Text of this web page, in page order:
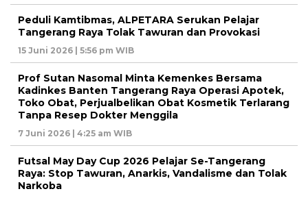
Peduli Kamtibmas, ALPETARA Serukan Pelajar
Tangerang Raya Tolak Tawuran dan Provokasi
15 Juni 2026 | 5:56 pm WIB
Prof Sutan Nasomal Minta Kemenkes Bersama
Kadinkes Banten Tangerang Raya Operasi Apotek,
Toko Obat, Perjualbelikan Obat Kosmetik Terlarang
Tanpa Resep Dokter Menggila
7 Juni 2026 | 4:25 am WIB
Futsal May Day Cup 2026 Pelajar Se-Tangerang
Raya: Stop Tawuran, Anarkis, Vandalisme dan Tolak
Narkoba